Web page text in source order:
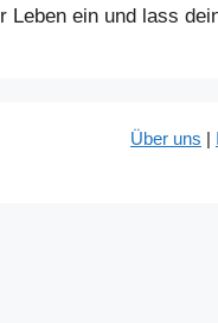
ein und lass
Über uns |